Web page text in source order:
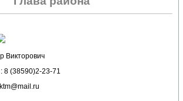
Викторович
8 (38590)2-23-71